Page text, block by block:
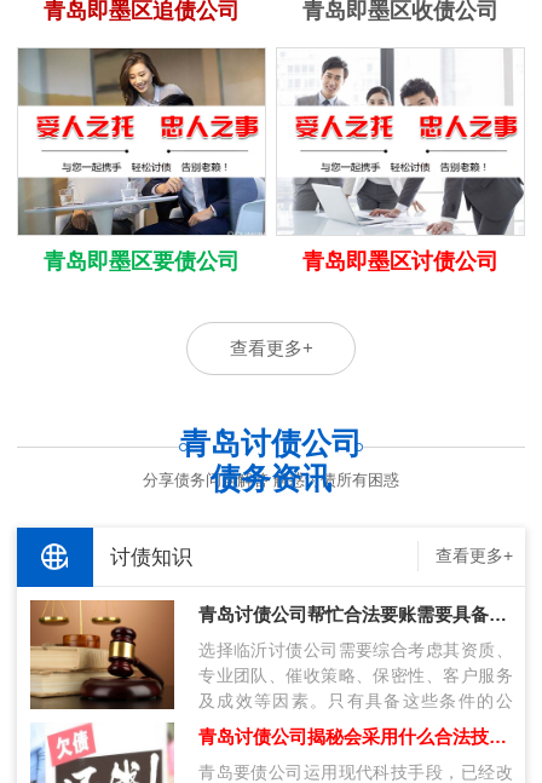
青岛即墨区追债公司 青岛即墨区收债公司
青岛即墨区要债公司 青岛即墨区讨债公司
查看更多+
青岛讨债公司
债务资讯
分享债务问题解答 解惑讨债所有困惑
讨债知识 查看更多+
青岛讨债公司帮忙合法要账需要具备什么条件呢？
选择临沂讨债公司需要综合考虑其资质、
专业团队、催收策略、保密性、客户服务
及成效等因素。只有具备这些条件的公
司，才能在复杂的债务纠纷中为客户提供
有效…
青岛讨债公司揭秘会采用什么合法技术讨债呢？
青岛要债公司运用现代科技手段，已经改